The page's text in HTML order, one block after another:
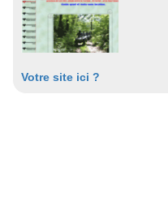
Votre site ici ?